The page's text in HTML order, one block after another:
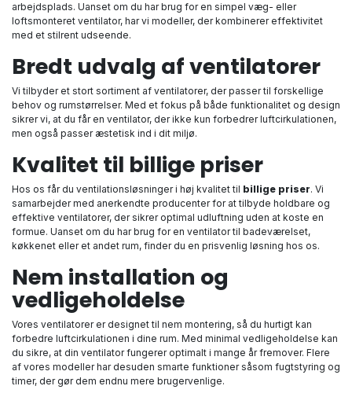
arbejdsplads. Uanset om du har brug for en simpel væg- eller
loftsmonteret ventilator, har vi modeller, der kombinerer effektivitet
med et stilrent udseende.
Bredt udvalg af ventilatorer
Vi tilbyder et stort sortiment af ventilatorer, der passer til forskellige
behov og rumstørrelser. Med et fokus på både funktionalitet og design
sikrer vi, at du får en ventilator, der ikke kun forbedrer luftcirkulationen,
men også passer æstetisk ind i dit miljø.
Kvalitet til billige priser
Hos os får du ventilationsløsninger i høj kvalitet til billige priser. Vi
samarbejder med anerkendte producenter for at tilbyde holdbare og
effektive ventilatorer, der sikrer optimal udluftning uden at koste en
formue. Uanset om du har brug for en ventilator til badeværelset,
køkkenet eller et andet rum, finder du en prisvenlig løsning hos os.
Nem installation og
vedligeholdelse
Vores ventilatorer er designet til nem montering, så du hurtigt kan
forbedre luftcirkulationen i dine rum. Med minimal vedligeholdelse kan
du sikre, at din ventilator fungerer optimalt i mange år fremover. Flere
af vores modeller har desuden smarte funktioner såsom fugtstyring og
timer, der gør dem endnu mere brugervenlige.